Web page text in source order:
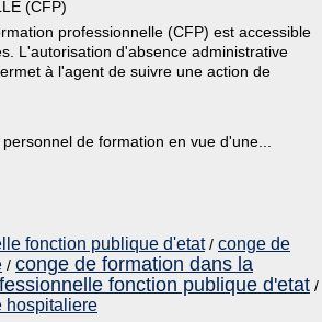
(CFP)
professionnelle (CFP) est accessible
L'autorisation d'absence administrative
à l'agent de suivre une action de
de formation en vue d'une...
fonction publique d'etat/ conge de
/ conge de formation dans la
fonction publique d'etat /
hospitaliere